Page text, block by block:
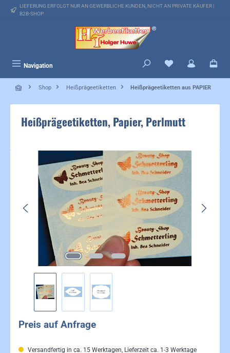
springen
LIEFERUNG ERFOLGT NUR AN GEWERBLICHE KUNDEN, NICHT AN PRIVATE KÄUFER |
B2B-SHOP
Navigation Du hast 0 Produkte
Shop Heißprägeetiketten Heißprägeetiketten aus PAPIER
Heißprägeetiketten, Papier, Perlmutt
Preis auf Anfrage
Versandfertig in ca. 15 Werktagen, Lieferzeit ca. 1-3 Werktage